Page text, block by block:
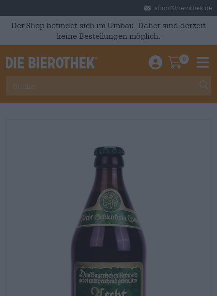
shop@bierothek.de
Der Shop befindet sich im Umbau. Daher sind derzeit
keine Bestellungen möglich.
Einloggen /
0